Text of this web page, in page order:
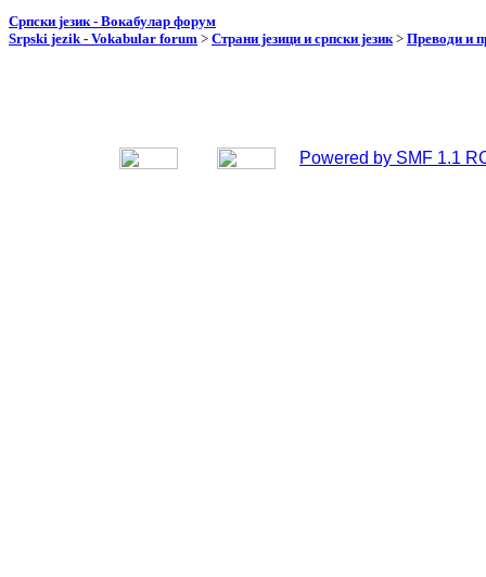
Српски језик - Вокабулар форум
Srpski jezik - Vokabular forum > Страни језици и српски језик> Преводи и
Powered by SMF 1.1